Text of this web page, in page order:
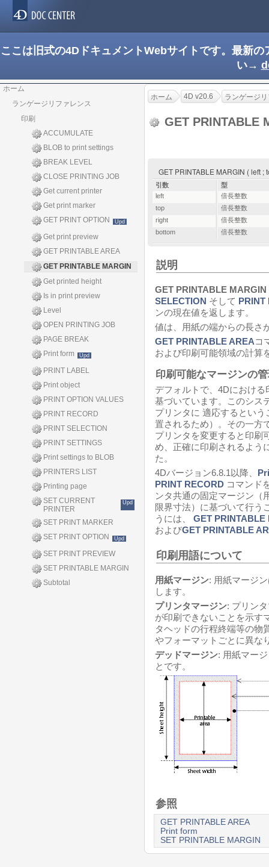
ここは旧式の4DドキュメントWebサイトです。最新
い→
ホーム
ランゲージリファレンス
印刷
ACCUMULATE
BLOB to print settings
BREAK LEVEL
CLOSE PRINTING JOB
Get current printer
Get print marker
GET PRINT OPTION
Upd
Get print preview
GET PRINTABLE AREA
GET PRINTABLE MARGIN
Get printed height
Is in print preview
Level
OPEN PRINTING JOB
PAGE BREAK
Print form
Upd
PRINT LABEL
Print object
PRINT OPTION VALUES
PRINT RECORD
PRINT SELECTION
PRINT SETTINGS
Print settings to BLOB
PRINTERS LIST
Printing page
SET CURRENT
PRINTER
Upd
SET PRINT MARKER
SET PRINT OPTION
Upd
SET PRINT PREVIEW
SET PRINTABLE MARGIN
Subtotal
ホーム 4D v20.6 ランゲージ
GET PRINTABLE
GET PRINTABLE MARGIN ( left ;
引数
型
left
倍長整数
top
倍長整数
right
倍長整数
bottom
倍長整数
説明
GET PRINTABLE MARGIN
SELECTION そして PRINT
ンの現在値を返します。
値は、用紙の端からの長さ
GET PRINTABLE AREAコ
および印刷可能領域の計算
印刷可能なマージンの
デフォルトで、4Dにおける
基づいています。このシス
プリンタに 適応するとい
置されるため）。その一方
プリンタを変更すると印刷
め、正確に印刷されるよう
た。
4Dバージョン6.8.1以降、
PRINT RECORD コマンド
ンタ共通の固定マージン（
限界寸法）に基づいて行う
うには、 GET PRINTABLE
およびGET PRINTABLE
印刷用語について
用紙マージン: 用紙マージ
します。
プリンタマージン: プリン
が印刷できないことを示す
タヘッドの行程終端等の物
やフォーマットごとに異な
デッドマージン: 用紙マー
とです。
参照
GET PRINTABLE AREA
Print form
SET PRINTABLE MARGIN